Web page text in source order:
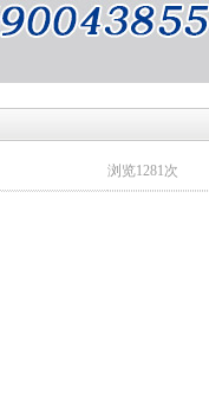
浏览1281次